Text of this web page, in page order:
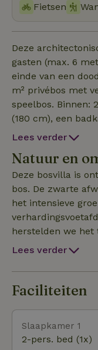
Fietsen
Deze
gasten (max. 6
einde van een
m² privébos met
speelbos. Binnen:
(180 cm), een
de woonkamer
Avonds zit je
snelle wifi, airco
Buiten vind je 3
buitenvuurplaats,
tussen de bomen.
een stopcontact
Lees verder
Natuur en
Deze bosvilla is
bos. De zwarte
het intensieve
herstelden we het
exoten verwijderd,
voel je—het bos
zo de Kempense
kinderen zijn er
Lilse Bergen en
Wie liever
Lees verder
Faciliteiten
Slaapkamer 1
2-pers. bed (1x)